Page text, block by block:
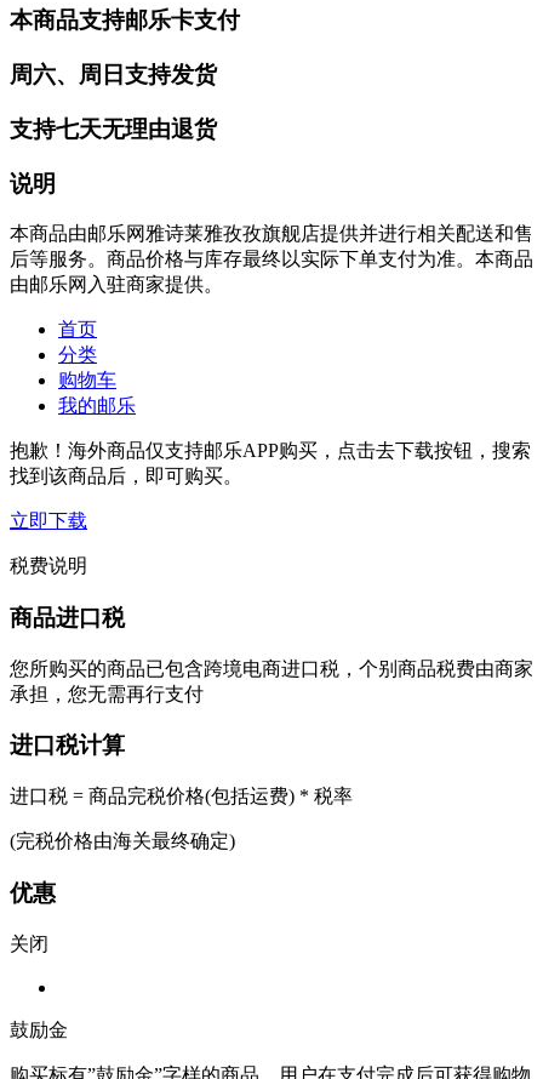
本商品支持邮乐卡支付
周六、周日支持发货
支持七天无理由退货
说明
本商品由邮乐网雅诗莱雅孜孜旗舰店提供并进行相关配送和售
后等服务。商品价格与库存最终以实际下单支付为准。本商品
由邮乐网入驻商家提供。
首页
分类
购物车
我的邮乐
抱歉！海外商品仅支持邮乐APP购买，点击去下载按钮，搜索
找到该商品后，即可购买。
立即下载
税费说明
商品进口税
您所购买的商品已包含跨境电商进口税，个别商品税费由商家
承担，您无需再行支付
进口税计算
进口税 = 商品完税价格(包括运费) * 税率
(完税价格由海关最终确定)
优惠
关闭
鼓励金
购买标有”鼓励金”字样的商品，用户在支付完成后可获得购物